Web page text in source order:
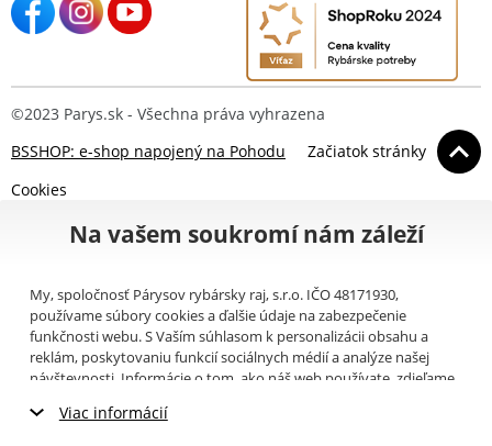
©2023 Parys.sk - Všechna práva vyhrazena
BSSHOP: e-shop napojený na Pohodu
Začiatok stránky
Cookies
Na vašem soukromí nám záleží
My, spoločnosť Párysov rybársky raj, s.r.o. IČO 48171930,
používame súbory cookies a ďalšie údaje na zabezpečenie
funkčnosti webu. S Vaším súhlasom k personalizácii obsahu a
reklám, poskytovaniu funkcií sociálnych médií a analýze našej
návštevnosti. Informácie o tom, ako náš web používate, zdieľame
(napríklad Google).Tu
Viac informácií